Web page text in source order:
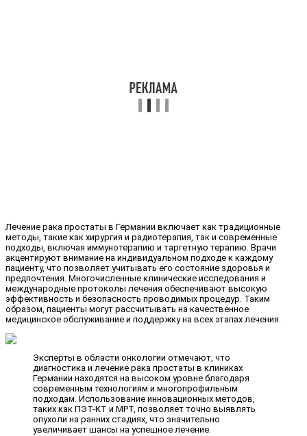
Лечение рака простаты в Германии включает как традиционные
методы, такие как хирургия и радиотерапия, так и современные
подходы, включая иммунотерапию и таргетную терапию. Врачи
акцентируют внимание на индивидуальном подходе к каждому
пациенту, что позволяет учитывать его состояние здоровья и
предпочтения. Многочисленные клинические исследования и
международные протоколы лечения обеспечивают высокую
эффективность и безопасность проводимых процедур. Таким
образом, пациенты могут рассчитывать на качественное
медицинское обслуживание и поддержку на всех этапах лечения.
Эксперты в области онкологии отмечают, что
диагностика и лечение рака простаты в клиниках
Германии находятся на высоком уровне благодаря
современным технологиям и многопрофильным
подходам. Использование инновационных методов,
таких как ПЭТ-КТ и МРТ, позволяет точно выявлять
опухоли на ранних стадиях, что значительно
увеличивает шансы на успешное лечение.